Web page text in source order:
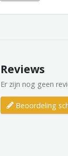
Reviews
Er zijn nog geen
Beoordeling